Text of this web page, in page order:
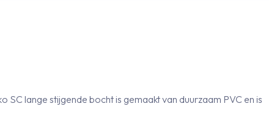
lange stijgende bocht is gemaakt van duurzaam PVC en is